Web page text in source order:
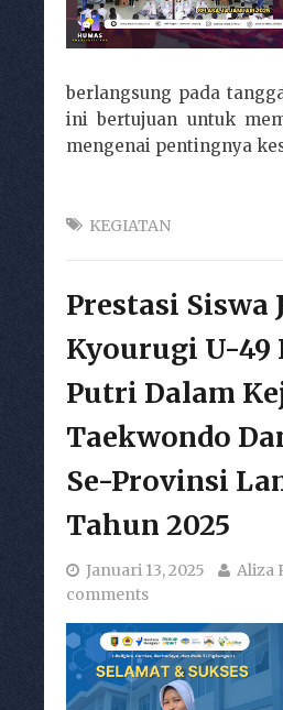
berlangsung pada
ini bertujuan untuk
mengenai pentingnya
KEGIATAN
Prestasi Siswa
Kyourugi U-49
Putri Dalam
Taekwondo
Se-Provinsi
Tahun 2025
Januari 13, 2025 Aliza
comments